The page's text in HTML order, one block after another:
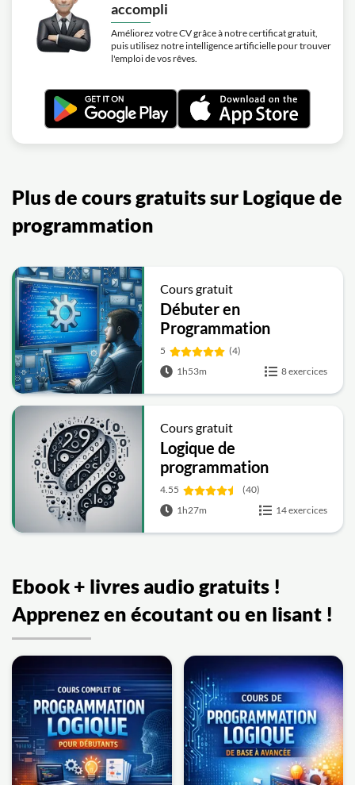
accompli
Améliorez votre CV grâce à notre certificat gratuit,
puis utilisez notre intelligence artificielle pour trouver
l'emploi de vos rêves.
Plus de cours gratuits sur Logique de
programmation
Cours gratuit
Débuter en
Programmation
5
(4)
1h53m
8 exercices
Cours gratuit
Logique de
programmation
4.55
(40)
1h27m
14 exercices
Ebook + livres audio gratuits !
Apprenez en écoutant ou en lisant !